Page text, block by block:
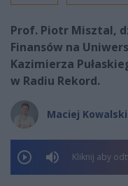
Prof. Piotr Misztal,
Finansów na
Kazimierza
w Radiu Rekord.
Maciej Kowalski
Kliknij aby